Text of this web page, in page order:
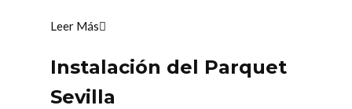
Leer Más
Instalación del Parquet
Sevilla